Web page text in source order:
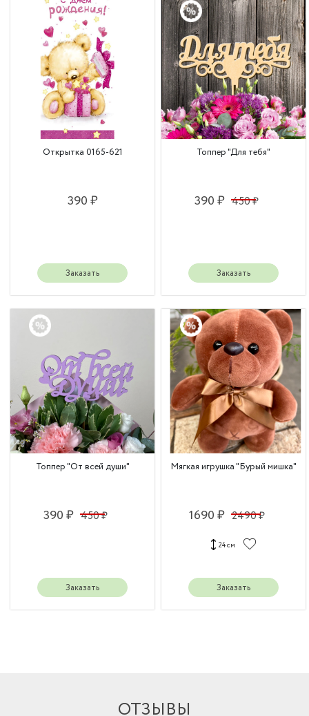
Открытка 0165-621
390 ₽
Заказать
Топпер "Для тебя"
390 ₽ 450 ₽
Заказать
Топпер "От всей души"
390 ₽ 450 ₽
Заказать
Мягкая игрушка "Бурый мишка"
1690 ₽ 2490 ₽
24 см
Заказать
ОТЗЫВЫ